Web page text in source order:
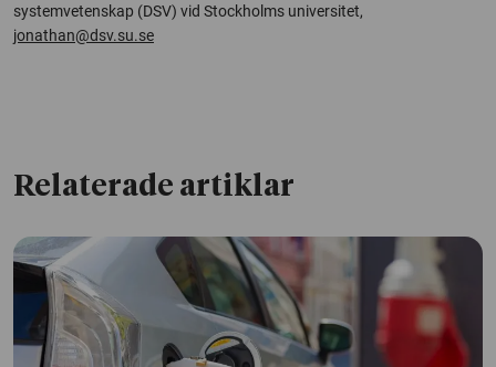
systemvetenskap (DSV) vid Stockholms universitet,
jonathan@dsv.su.se
Relaterade artiklar